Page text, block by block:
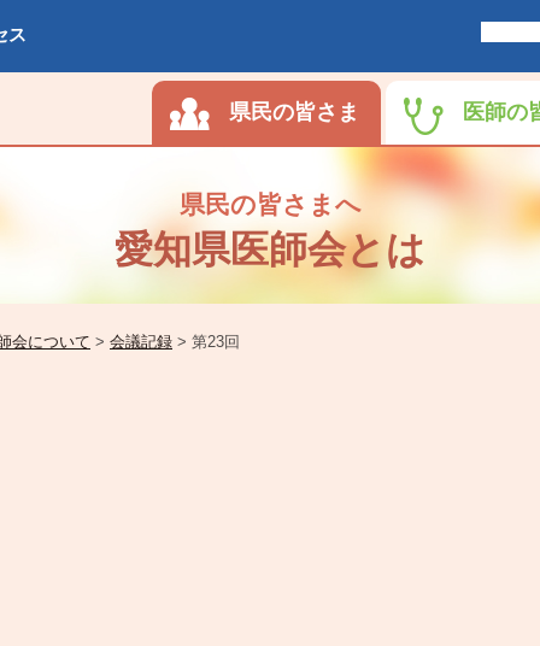
ス
県民の皆さま 医師の
県民の皆さまへ
愛知県医師会とは
会について > 会議記録 > 第23回